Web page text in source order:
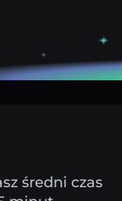
średni czas